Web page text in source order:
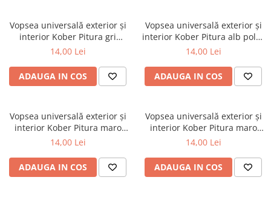
Vopsea universală exterior și
interior Kober Pitura gri
deschis 0.75L
14,00 Lei
ADAUGA IN COS
Vopsea universală exterior și
interior Kober Pitura alb polar
0.75L
14,00 Lei
ADAUGA IN COS
Vopsea universală exterior și
interior Kober Pitura maro
închis 0.75L
14,00 Lei
ADAUGA IN COS
Vopsea universală exterior și
interior Kober Pitura maro
deschis 0.75L
14,00 Lei
ADAUGA IN COS